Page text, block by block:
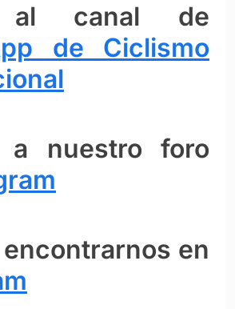
al canal de
de Ciclismo
a nuestro foro
en